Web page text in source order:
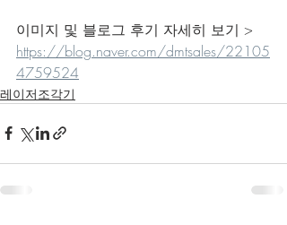
이미지 및 블로그 후기 자세히 보기 >
https://blog.naver.com/dmtsales/22105
4759524
레이저조각기